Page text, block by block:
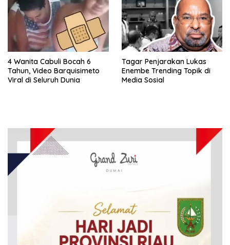
4 Wanita Cabuli Bocah 6
Tahun, Video Barquisimeto
Viral di Seluruh Dunia
Tagar Penjarakan Lukas
Enembe Trending Topik di
Media Sosial